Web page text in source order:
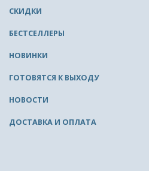
СКИДКИ
БЕСТСЕЛЛЕРЫ
НОВИНКИ
ГОТОВЯТСЯ К ВЫХОДУ
НОВОСТИ
ДОСТАВКА И ОПЛАТА